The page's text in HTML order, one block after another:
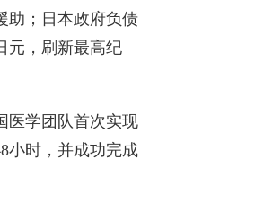
助；日本政府负债
元，刷新最高纪
医学团队首次实现
小时，并成功完成